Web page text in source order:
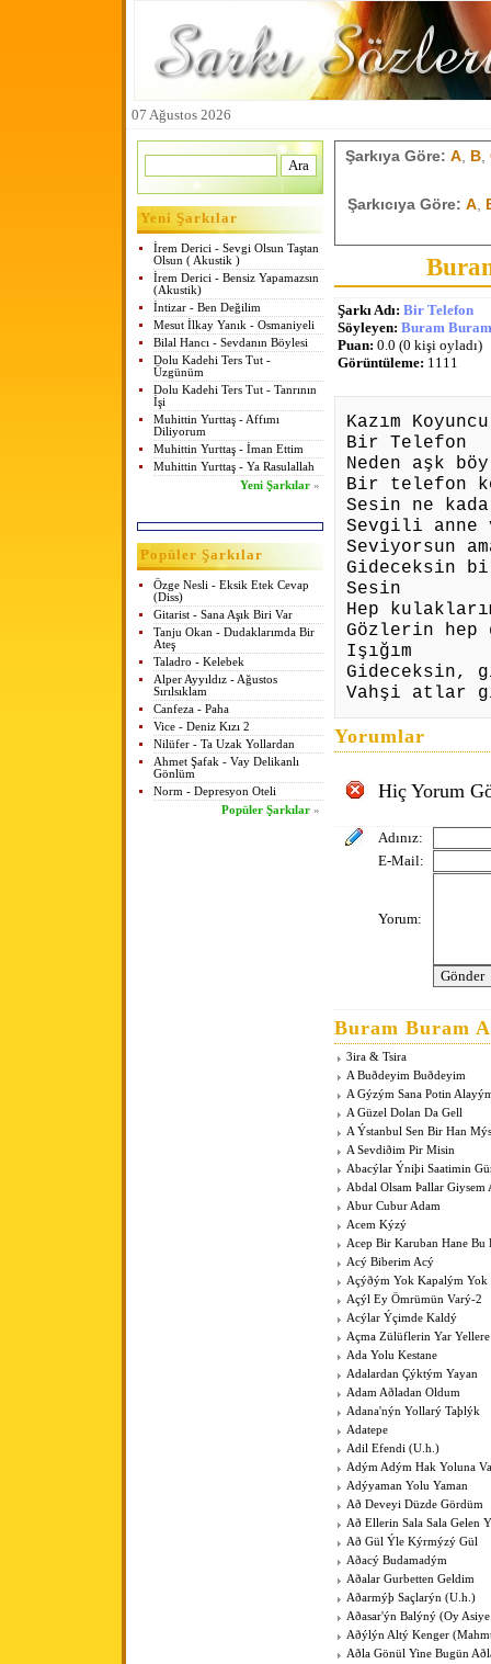
07 Ağustos 2026
Yeni Şarkılar
İrem Derici - Sevgi Olsun Taştan
Olsun ( Akustik )
İrem Derici - Bensiz Yapamazsın
(Akustik)
İntizar - Ben Değilim
Mesut İlkay Yanık - Osmaniyeli
Bilal Hancı - Sevdanın Böylesi
Dolu Kadehi Ters Tut -
Üzgünüm
Dolu Kadehi Ters Tut - Tanrının
İşi
Muhittin Yurttaş - Affımı
Diliyorum
Muhittin Yurttaş - İman Ettim
Muhittin Yurttaş - Ya Rasulallah
Yeni Şarkılar »
Popüler Şarkılar
Özge Nesli - Eksik Etek Cevap
(Diss)
Gitarist - Sana Aşık Biri Var
Tanju Okan - Dudaklarımda Bir
Ateş
Taladro - Kelebek
Alper Ayyıldız - Ağustos
Sırılsıklam
Canfeza - Paha
Vice - Deniz Kızı 2
Nilüfer - Ta Uzak Yollardan
Ahmet Şafak - Vay Delikanlı
Gönlüm
Norm - Depresyon Oteli
Popüler Şarkılar »
Şarkıya Göre: A, B,
Şarkıcıya Göre: A,
Şarkı Adı: Bir Telefon
Söyleyen: Buram
Puan: 0.0 (0 kişi oyladı)
Görüntüleme: 1111
Kazım Koyuncu
Bir Telefon
Neden aşk
Bir telefon
Sesin ne
Sevgili anne
Seviyorsun
Gideceksin
Sesin
Hep
Gözlerin hep
Işığım
Gideceksin,
Vahşi atlar
Yorumlar
Hiç Yorum
Adınız:
E-Mail:
Yorum:
Buram Buram
3ira & Tsira
A Buðdeyim Buðdeyim
A Gýzým Sana Potin
A Güzel Dolan Da Gell
A Ýstanbul Sen Bir Han
A Sevdiðim Pir Misin
Abacýlar Ýniþi Saatimin
Abdal Olsam Þallar Giysem
Abur Cubur Adam
Acem Kýzý
Acep Bir Karuban Hane Bu
Acý Biberim Acý
Açýðým Yok Kapalým Yok
Açýl Ey Ömrümün Varý-2
Acýlar Ýçimde Kaldý
Açma Zülüflerin Yar
Ada Yolu Kestane
Adalardan Çýktým Yayan
Adam Aðladan Oldum
Adana'nýn Yollarý Taþlýk
Adatepe
Adil Efendi (U.h.)
Adým Adým Hak Yoluna
Adýyaman Yolu Yaman
Að Deveyi Düzde Gördüm
Að Ellerin Sala Sala Gelen
Að Gül Ýle Kýrmýzý Gül
Aðacý Budamadým
Aðalar Gurbetten Geldim
Aðarmýþ Saçlarýn (U.h.)
Aðasar'ýn Balýný (Oy
Aðýlýn Altý Kenger
Aðla Gönül Yine Bugün